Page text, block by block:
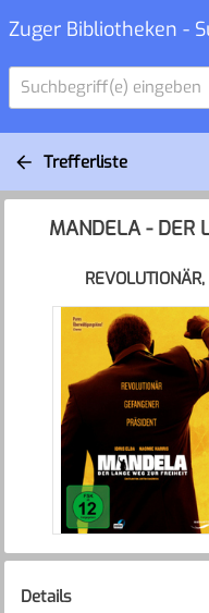
Zuger Bibliotheken -
Suchbegriff(e) eingeben
Trefferliste
MANDELA - DER
Details